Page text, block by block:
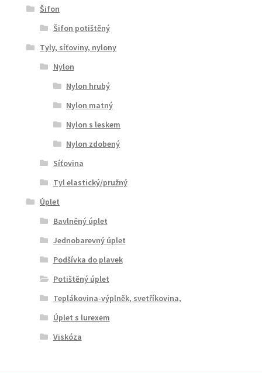
Šifon
Šifon potištěný
Tyly, síťoviny, nylony
Nylon
Nylon hrubý
Nylon matný
Nylon s leskem
Nylon zdobený
Síťovina
Tyl elastický/pružný
Úplet
Bavlněný úplet
Jednobarevný úplet
Podšívka do plavek
Potištěný úplet
Teplákovina-výplněk, svetříkovina,
Úplet s lurexem
Viskóza